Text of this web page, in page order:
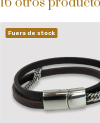
Fuera de stock